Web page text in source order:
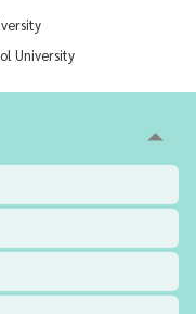
University